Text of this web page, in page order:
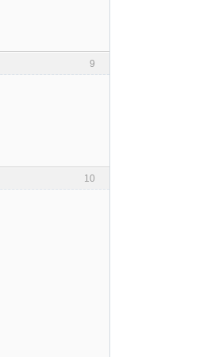
9
10